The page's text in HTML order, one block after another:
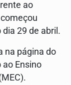
ao
29 de abril.
na página do
ao Ensino